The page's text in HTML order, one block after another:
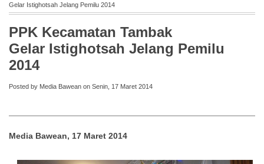
Gelar Istighotsah Jelang Pemilu 2014
PPK Kecamatan Tambak
Gelar Istighotsah Jelang Pemilu
2014
Posted by Media Bawean on Senin, 17 Maret 2014
Media Bawean, 17 Maret 2014